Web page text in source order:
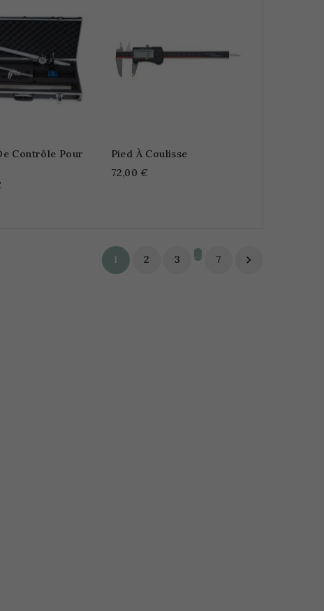
Contrôle Pour
Pied À Coulisse
72,00 €
1 2 3 … 7 